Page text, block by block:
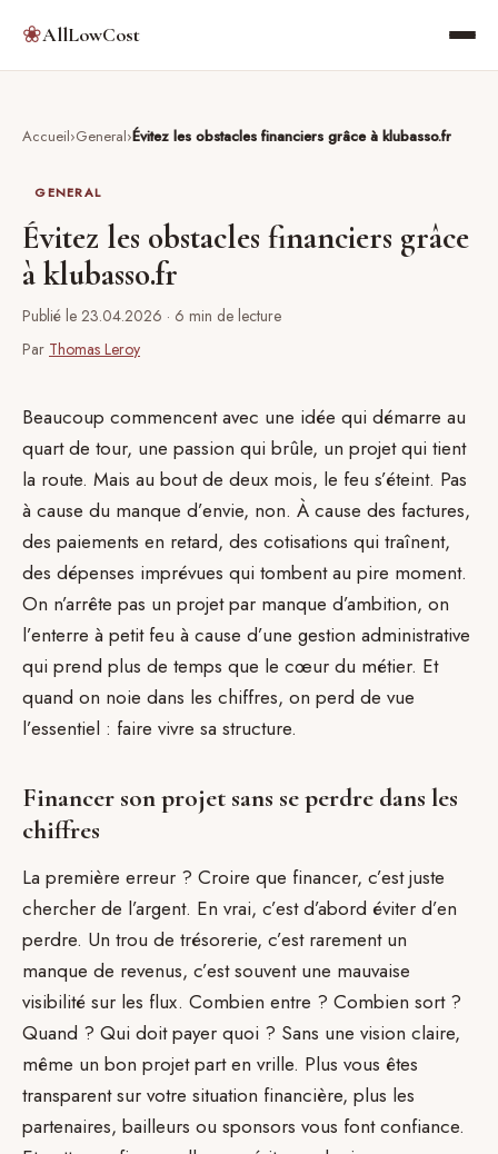
❀AllLowCost
Accueil General Évitez les obstacles financiers grâce à klubasso.fr
GENERAL
Évitez les obstacles financiers grâce
à klubasso.fr
Publié le 23.04.2026 · 6 min de lecture
Par Thomas Leroy
Beaucoup commencent avec une idée qui démarre au
quart de tour, une passion qui brûle, un projet qui tient
la route. Mais au bout de deux mois, le feu s’éteint. Pas
à cause du manque d’envie, non. À cause des factures,
des paiements en retard, des cotisations qui traînent,
des dépenses imprévues qui tombent au pire moment.
On n’arrête pas un projet par manque d’ambition, on
l’enterre à petit feu à cause d’une gestion administrative
qui prend plus de temps que le cœur du métier. Et
quand on noie dans les chiffres, on perd de vue
l’essentiel : faire vivre sa structure.
Financer son projet sans se perdre dans les
chiffres
La première erreur ? Croire que financer, c’est juste
chercher de l’argent. En vrai, c’est d’abord éviter d’en
perdre. Un trou de trésorerie, c’est rarement un
manque de revenus, c’est souvent une mauvaise
visibilité sur les flux. Combien entre ? Combien sort ?
Quand ? Qui doit payer quoi ? Sans une vision claire,
même un bon projet part en vrille. Plus vous êtes
transparent sur votre situation financière, plus les
partenaires, bailleurs ou sponsors vous font confiance.